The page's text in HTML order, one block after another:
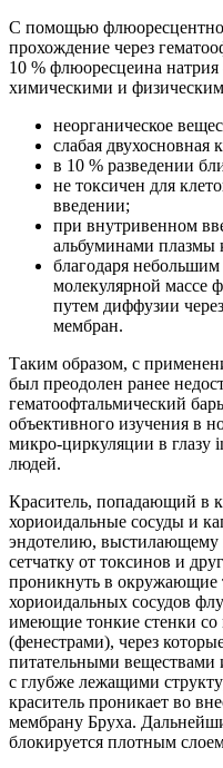
С помощью
прохождение через
10 % флюоресцеина
химическими и
неорганическое
слабая двухосновная
в 10 % разведении
не токсичен для
введении;
при внутривенном
альбуминами плазмы
благодаря
молекулярной массе
путем диффузии
мембран.
Таким образом, с
был преодолен ранее
гематоофтальмический
объективного изучения в
микро-циркуляции в глазу
людей.
Краситель, попадающий в
хориоидальные сосуды и
эндотелию,
сетчатку от токсинов и
проникнуть в окружающие
хориоидальных сосудов
имеющие тонкие стенки со
(фенестрами), через
питательными веществами
с глубже лежащими
краситель проникает во
мембрану Бруха.
блокируется плотным